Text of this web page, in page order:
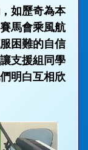
如歷奇為本
馬會乘風航
困難的自信
支援組同學
明白互相欣